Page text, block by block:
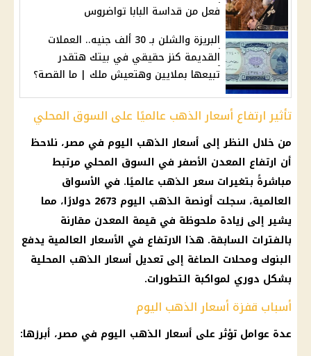
فعل من قداسة البابا تواضروس
البريزة والشلن بـ 30 ألف جنيه.. العملات
القديمة كنز حقيقي في بيتك هتقدر
تبيعها بملايين وهتعيش ملك | ما القصة؟
تأثير ارتفاع أسعار الذهب عالميًا على السوق المحلي
من خلال النظر إلى أسعار الذهب اليوم في مصر، نلاحظ
أن ارتفاع المعدن الأصفرفي السوق المحلي مرتبط
مباشرةً بتغيرات سعرالذهب عالميًا. في الأسواق
العالمية، سجلت أونصة الذهب اليوم
2673 دولارًا، مما
يشير إلى زيادة ملحوظة في قيمة المعدن مقارنة
بالفترات السابقة. هذا الارتفاع في الأسعار العالمية يدفع
البنوك ومحلات الصاغة إلى تعديل أسعار الذهب المحلية
بشكل دوري لمواكبة التطورات.
أسباب قفزة أسعار الذهب اليوم
عدة عوامل تؤثر على أسعار الذهب اليوم في مصر، أبرزها: